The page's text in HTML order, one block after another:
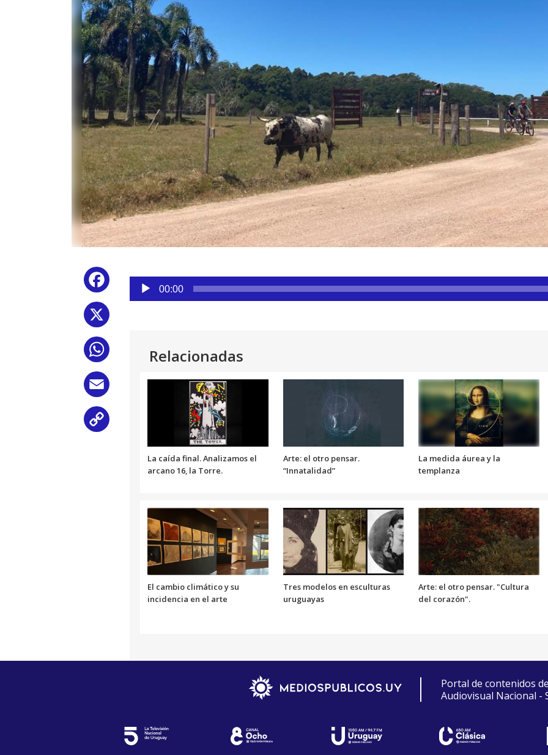
Facebook
WhatsApp
Reproductor
audio
00:00
Relacionadas
La caída final. Analizamos el
arcano 16, la Torre.
Arte: el otro pensar.
“Innatalidad”
La medida áurea y la
templanza
El cambio climático y su
incidencia en el arte
Tres modelos en esculturas
uruguayas
Arte: el otro pensar. "Cultura
del corazón".
Portal de contenidos
Audiovisual Nacional -